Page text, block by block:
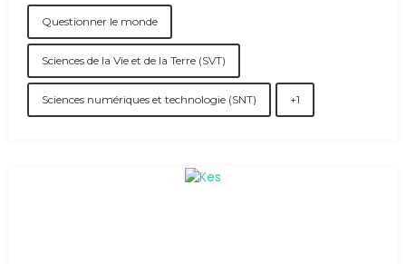
Questionner le monde
Sciences de la Vie et de la Terre (SVT)
Sciences numériques et technologie (SNT) +1